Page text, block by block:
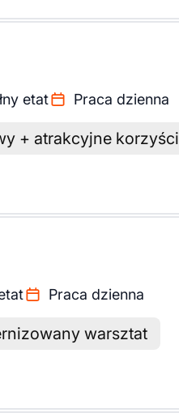
etat Praca dzienna
+ atrakcyjne korzyści
Praca dzienna
warsztat